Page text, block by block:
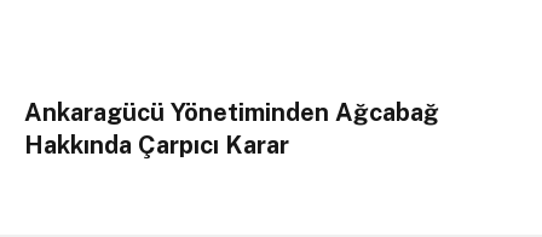
Ankaragücü Yönetiminden Ağcabağ
Hakkında Çarpıcı Karar